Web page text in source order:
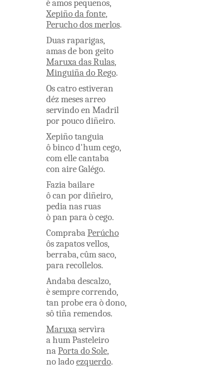
èamospequenos,
Xepiñodafonte,
Peruchodosmerlos.
Duasraparigas,
amasdebon geito
MaruxadasRulas,
MinguiñadoRego.
Oscatroestiveran
dézmesesarreo
servindoen Madril
porpoucodiñeiro.
Xepiñotanguia
ôbincod'humcego,
comellecantaba
con aireGalégo.
Faziabailare
ôcan pordiñeiro,
pedianasruas
òpan paraòcego.
ComprabaPerúcho
ôszapatosvellos,
berraba,cûmsaco,
pararecollelos.
Andabadescalzo,
èsemprecorrendo,
tan probeeraòdono,
sôtiñaremendos.
Maruxaservìra
ahumPasteleiro
naPortadoSole,
noladoezquerdo.